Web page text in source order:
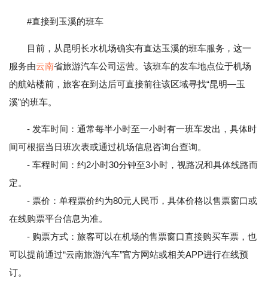
#直接到玉溪的班车
目前，从昆明长水机场确实有直达玉溪的班车服务，这一
服务由云南省旅游汽车公司运营。该班车的发车地点位于机场
的航站楼前，旅客在到达后可直接前往该区域寻找“昆明—玉
溪”的班车。
- 发车时间：通常每半小时至一小时有一班车发出，具体时
间可根据当日班次表或通过机场信息咨询台查询。
- 车程时间：约2小时30分钟至3小时，视路况和具体线路而
定。
- 票价：单程票价约为80元人民币，具体价格以售票窗口或
在线购票平台信息为准。
- 购票方式：旅客可以在机场的售票窗口直接购买车票，也
可以提前通过“云南旅游汽车”官方网站或相关APP进行在线预
订。